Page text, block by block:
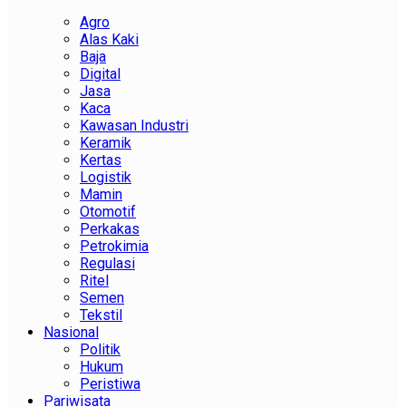
Agro
Alas Kaki
Baja
Digital
Jasa
Kaca
Kawasan Industri
Keramik
Kertas
Logistik
Mamin
Otomotif
Perkakas
Petrokimia
Regulasi
Ritel
Semen
Tekstil
Nasional
Politik
Hukum
Peristiwa
Pariwisata